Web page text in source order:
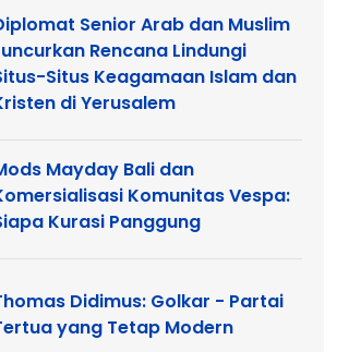
Senior Arab dan Muslim
Rencana Lindungi
Situs Keagamaan Islam dan
di Yerusalem
Mayday Bali dan
Komunitas Vespa:
Kurasi Panggung
Didimus: Golkar - Partai
yang Tetap Modern